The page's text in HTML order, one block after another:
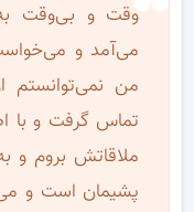
وقت و بی‌وقت
می‌آمد و
من نمی‌توانستم
تماس گرفت و با
ملاقاتش بروم
پشیمان است و